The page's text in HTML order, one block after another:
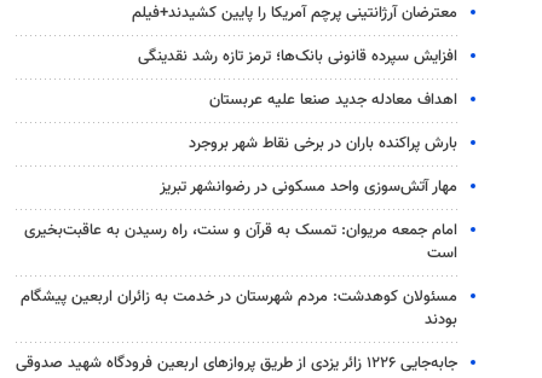
معترضان آرژانتینی پرچم آمریکا را پایین کشیدند+فیلم
افزایش سپرده قانونی بانک‌ها؛ ترمز تازه رشد نقدینگی
اهداف معادله جدید صنعا علیه عربستان
بارش پراکنده باران در برخی نقاط شهر بروجرد
مهار آتش‌سوزی واحد مسکونی در رضوانشهر تبریز
امام جمعه مریوان: تمسک به قرآن و سنت، راه رسیدن به عاقبت‌بخیری
است
مسئولان کوهدشت: مردم شهرستان در خدمت به زائران اربعین پیشگام
بودند
جابه‌جایی ۱۲۲۶ زائر یزدی از طریق پروازهای اربعین فرودگاه شهید صدوقی